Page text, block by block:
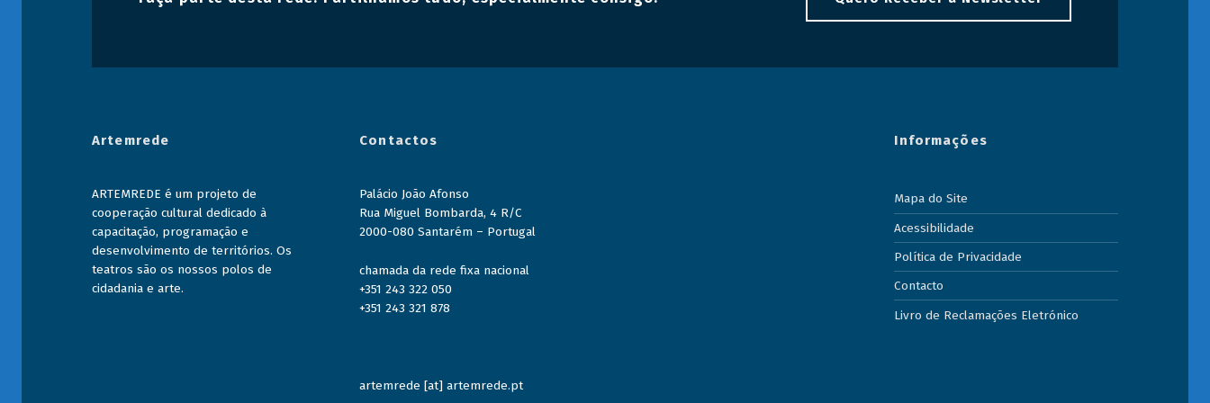
Artemrede
ARTEMREDE é um projeto de
cooperação cultural dedicado à
capacitação, programação e
desenvolvimento de territórios. Os
teatros são os nossos polos de
cidadania e arte.
Contactos
Palácio João Afonso
Rua Miguel Bombarda, 4 R/C
2000-080 Santarém – Portugal
chamada da rede fixa nacional
+351 243 322 050
+351 243 321 878
artemrede [at] artemrede.pt
Informações
Mapa do Site
Acessibilidade
Política de Privacidade
Contacto
Livro de Reclamações Eletrónico